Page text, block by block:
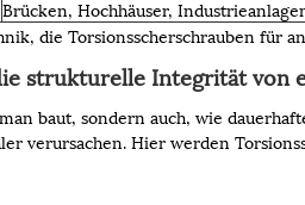
Brücken, Hochhäuser,
die Torsionsscherschrauben für
strukturelle Integrität von
baut, sondern auch, wie
verursachen. Hier werden